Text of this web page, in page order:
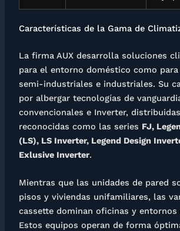
Características de la Gama de
La firma AUX desarrolla soluciones
para el entorno doméstico como
semi-industriales e industriales. Su
por albergar tecnologías de
convencionales e Inverter,
reconocidas como las series FJ,
(LS), LS Inverter, Legend Design
Exlusive Inverter.
Mientras que las unidades de pared
pisos y viviendas unifamiliares, las
cassette dominan oficinas y entornos
Estos equipos operan de forma